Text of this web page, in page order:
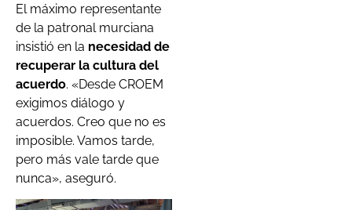
El máximo representante
de la patronal murciana
insistió en la necesidad de
recuperar la cultura del
acuerdo. «Desde CROEM
exigimos diálogo y
acuerdos. Creo que no es
imposible. Vamos tarde,
pero más vale tarde que
nunca», aseguró.